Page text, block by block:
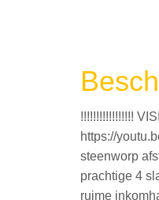
!!!!!!!!!!!!!!!!!
https://
steenworp
prachtige 4
ruime